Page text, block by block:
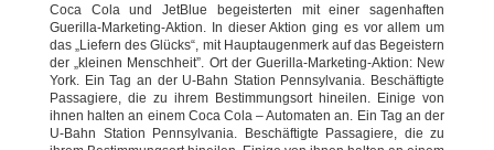
Coca Cola und JetBlue begeisterten mit einer sagenhaften
Guerilla-Marketing-Aktion. In dieser Aktion ging es vor allem um
das „Liefern des Glücks“, mit Hauptaugenmerk auf das Begeistern
der „kleinen Menschheit”. Ort der Guerilla-Marketing-Aktion: New
York. Ein Tag an der U-Bahn Station Pennsylvania. Beschäftigte
Passagiere, die zu ihrem Bestimmungsort hineilen. Einige von
ihnen halten an einem Coca Cola – Automaten an. Ein Tag an der
U-Bahn Station Pennsylvania. Beschäftigte Passagiere, die zu